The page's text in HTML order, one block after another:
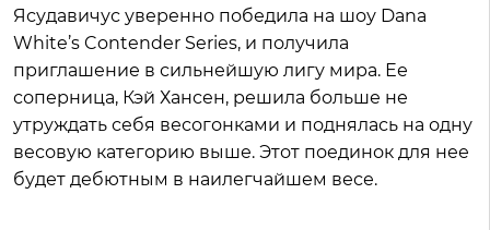
Ясудавичус уверенно победила на шоу Dana
White’s Contender Series, и получила
приглашение в сильнейшую лигу мира. Ее
соперница, Кэй Хансен, решила больше не
утруждать себя весогонками и поднялась на одну
весовую категорию выше. Этот поединок для нее
будет дебютным в наилегчайшем весе.